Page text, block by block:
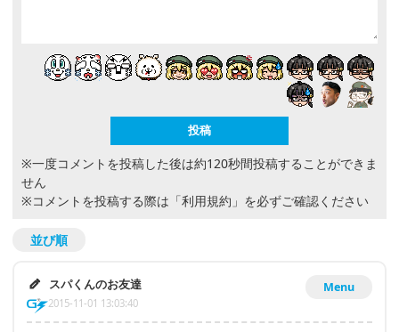
※一度コメントを投稿した後は約120秒間投稿することができま
せん
※コメントを投稿する際は 「利用規約」 を必ずご確認ください
並び順
Menu
スパくんのお友達
2015-11-01 13:03:40